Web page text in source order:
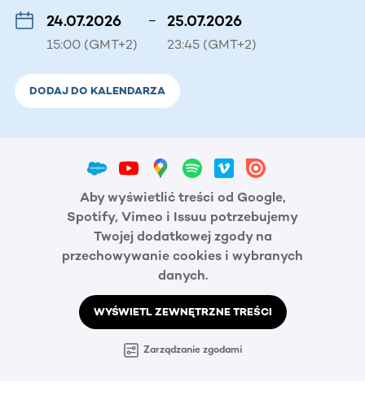
24.07.2026
15:00 (GMT+2)
– 25.07.2026
23:45 (GMT+2)
DODAJ DO KALENDARZA
Aby wyświetlić treści od Google,
Spotify, Vimeo i Issuu potrzebujemy
Twojej dodatkowej zgody na
przechowywanie cookies i wybranych
danych.
WYŚWIETL ZEWNĘTRZNE TREŚCI
Zarządzanie zgodami